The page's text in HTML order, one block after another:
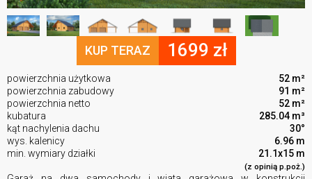
KUP TERAZ 1699 zł
powierzchnia użytkowa
52 m²
powierzchnia zabudowy
91 m²
powierzchnia netto
52 m²
kubatura
285.04 m³
kąt nachylenia dachu
30°
wys. kalenicy
6.96 m
min. wymiary działki
21.1x15 m
(z opinią p.poż.)